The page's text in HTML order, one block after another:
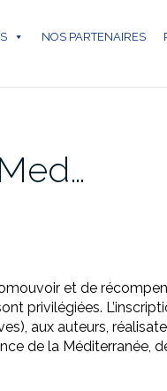
NOS PARTENAIRES
et de
privilégiées.
aux auteurs,
de la Méditerranée,